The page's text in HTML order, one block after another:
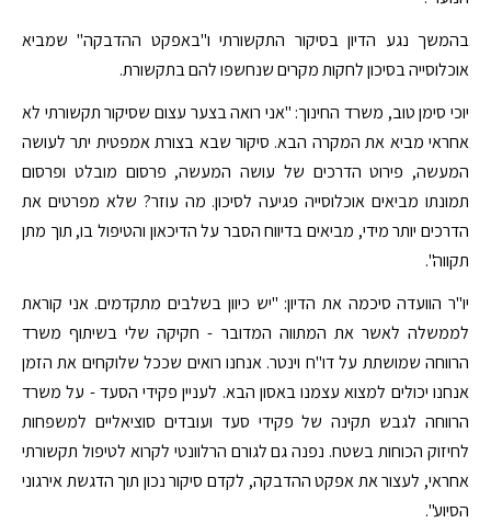
בהמשך נגע הדיון בסיקור התקשורתי ו"באפקט ההדבקה" שמביא
אוכלוסייה בסיכון לחקות מקרים שנחשפו להם בתקשורת.
יוכי סימן טוב, משרד החינוך: "אני רואה בצער עצום שסיקור תקשורתי לא
אחראי מביא את המקרה הבא. סיקור שבא בצורת אמפטית יתר לעושה
המעשה, פירוט הדרכים של עושה המעשה, פרסום מובלט ופרסום
תמונתו מביאים אוכלוסייה פגיעה לסיכון. מה עוזר? שלא מפרטים את
הדרכים יותר מידי, מביאים בדיווח הסבר על הדיכאון והטיפול בו, תוך מתן
תקווה".
יו"ר הוועדה סיכמה את הדיון: "יש כיוון בשלבים מתקדמים. אני קוראת
לממשלה לאשר את המתווה המדובר - חקיקה שלי בשיתוף משרד
הרווחה שמושתת על דו"ח וינטר. אנחנו רואים שככל שלוקחים את הזמן
אנחנו יכולים למצוא עצמנו באסון הבא. לעניין פקידי הסעד - על משרד
הרווחה לגבש תקינה של פקידי סעד ועובדים סוציאליים למשפחות
לחיזוק הכוחות בשטח. נפנה גם לגורם הרלוונטי לקרוא לטיפול תקשורתי
אחראי, לעצור את אפקט ההדבקה, לקדם סיקור נכון תוך הדגשת אירגוני
הסיוע".